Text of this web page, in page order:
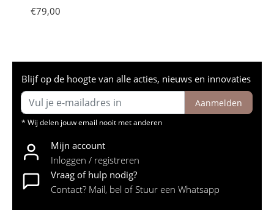
€79,00
Blijf op de hoogte van alle acties, nieuws en innovaties
Aanmelden
* Wij delen jouw email nooit met anderen
Mijn account
Inloggen / registreren
Vraag of hulp nodig?
Contact? Mail, bel of Stuur een Whatsapp